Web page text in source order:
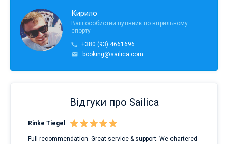
Кирило
Ваш особистий путівник по вітрильному
спорту
+380 (93) 4661696
booking@sailica.com
Відгуки про Sailica
Rinke Tiegel
Full recommendation. Great service & support. We chartered